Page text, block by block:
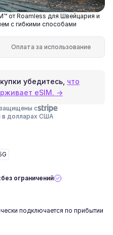
от Roamless для Швейцария и
с гибкими способами
Оплата за использование
убедитесь, что
eSIM. →
с
в долларах США
без ограничений
подключается по прибытии